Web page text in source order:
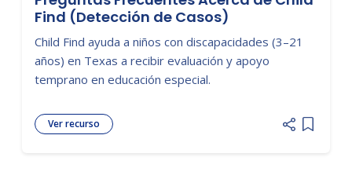
Find (Detección de Casos)
Child Find ayuda a niños con discapacidades (3–21
años) en Texas a recibir evaluación y apoyo
temprano en educación especial.
Ver recurso
Add